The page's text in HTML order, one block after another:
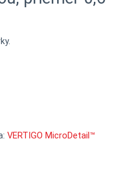
VERTIGO MicroDetail™